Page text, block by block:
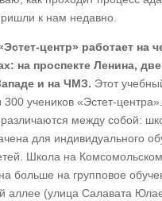
к нам недавно.
центр» работает на
на проспекте Ленина,
и на ЧМЗ. Этот
300 учеников «Эстет-
между собой:
для индивидуального
Школа на Комсомольском
больше на групповое
аллее (улица Салавата